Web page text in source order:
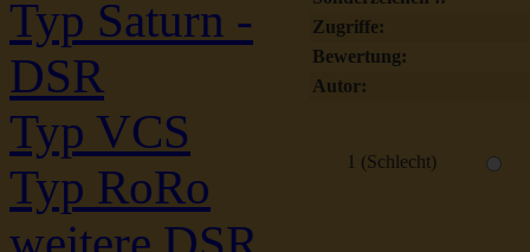
Typ Saturn -
DSR
Typ VCS
Typ RoRo
Zugriffe:
Bewertung:
Autor:
1 (Schlecht)